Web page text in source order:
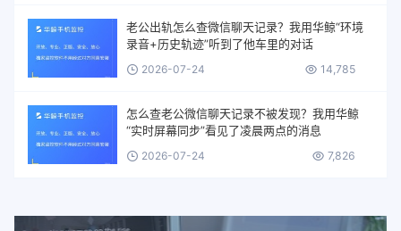
老公出轨怎么查微信聊天记录？我用华鲸“环境
录音+历史轨迹”听到了他车里的对话
2026-07-24 14,785
怎么查老公微信聊天记录不被发现？我用华鲸
“实时屏幕同步”看见了凌晨两点的消息
2026-07-24 7,826